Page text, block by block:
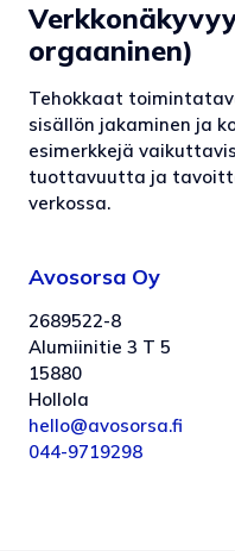
orgaaninen)
Tehokkaat
sisällön jakaminen ja
esimerkkejä
tuottavuutta ja
verkossa.
Avosorsa Oy
2689522-8
Alumiinitie 3 T 5
15880
Hollola
hello@avosorsa.fi
044-9719298